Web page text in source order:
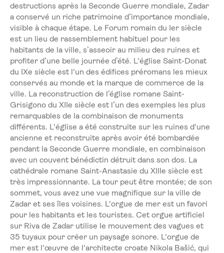
destructions après la Seconde Guerre mondiale, Zadar
a conservé un riche patrimoine d’importance mondiale,
visible à chaque étape. Le Forum romain du Ier siècle
est un lieu de rassemblement habituel pour les
habitants de la ville, s’asseoir au milieu des ruines et
profiter d’une belle journée d’été. L'église Saint-Donat
du IXe siècle est l'un des édifices préromans les mieux
conservés au monde et la marque de commerce de la
ville. La reconstruction de l’église romane Saint-
Grisigono du XIIe siècle est l’un des exemples les plus
remarquables de la combinaison de monuments
différents. L'église a été construite sur les ruines d'une
ancienne et reconstruite après avoir été bombardée
pendant la Seconde Guerre mondiale, en combinaison
avec un couvent bénédictin détruit dans son dos. La
cathédrale romane Saint-Anastasie du XIIIe siècle est
très impressionnante. La tour peut être montée; de son
sommet, vous avez une vue magnifique sur la ville de
Zadar et ses îles voisines. L'orgue de mer est un favori
pour les habitants et les touristes. Cet orgue artificiel
sur Riva de Zadar utilise le mouvement des vagues et
35 tuyaux pour créer un paysage sonore. L'orgue de
mer est l'œuvre de l'architecte croate Nikola Bašić, qui